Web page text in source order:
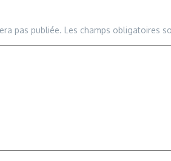
pas publiée. Les champs obligatoires